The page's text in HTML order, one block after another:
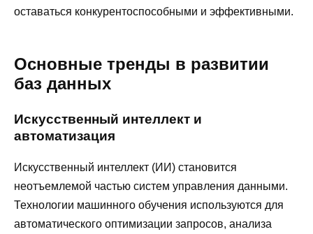
оставаться конкурентоспособными и эффективными.
Основные тренды в развитии
баз данных
Искусственный интеллект и
автоматизация
Искусственный интеллект (ИИ) становится
неотъемлемой частью систем управления данными.
Технологии машинного обучения используются для
автоматического оптимизации запросов, анализа